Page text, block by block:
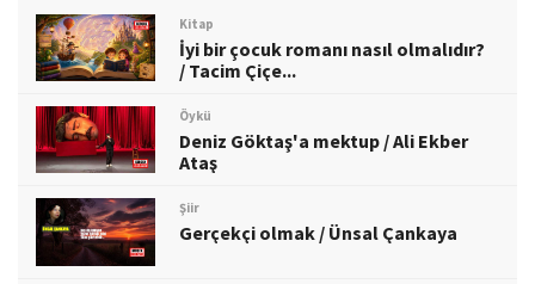
Kitap
İyi bir çocuk romanı nasıl olmalıdır?
/ Tacim Çiçe...
Öykü
Deniz Göktaş'a mektup / Ali Ekber
Ataş
Şiir
Gerçekçi olmak / Ünsal Çankaya